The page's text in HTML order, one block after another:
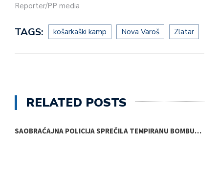
Reporter/PP media
TAGS: košarkaški kamp Nova Varoš Zlatar
RELATED POSTS
SAOBRAĆAJNA POLICIJA SPREČILA TEMPIRANU BOMBU…